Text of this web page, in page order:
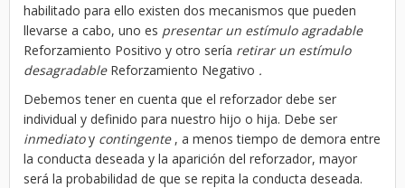
habilitado para ello existen dos mecanismos que pueden
llevarse a cabo, uno es presentar un estímulo agradable
Reforzamiento Positivo y otro sería retirar un estímulo
desagradable Reforzamiento Negativo .
Debemos tener en cuenta que el reforzador debe ser
individual y definido para nuestro hijo o hija. Debe ser
inmediatoy contingente, a menos tiempo de demora entre
la conducta deseada y la aparición del reforzador, mayor
será la probabilidad de que se repita la conducta deseada.